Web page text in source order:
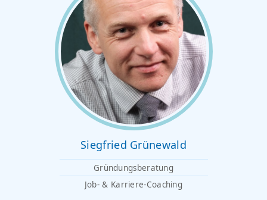
Siegfried Grünewald
Gründungsberatung
Job- & Karriere-Coaching